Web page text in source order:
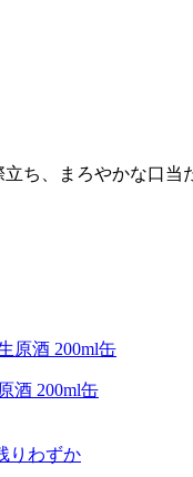
ち、まろやかな口当
酒 200ml缶
りわずか